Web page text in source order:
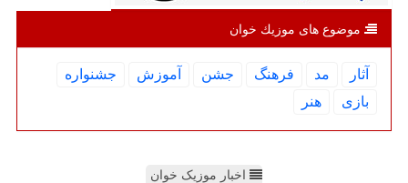
موضوع های موزیك خوان
آثار مد فرهنگ جشن آموزش
جشنواره
بازی
هنر
اخبار موزیک خوان